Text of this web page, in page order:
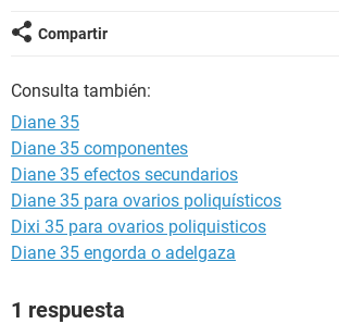
Compartir
Consulta también:
Diane 35
Diane 35 componentes
Diane 35 efectos secundarios
Diane 35 para ovarios poliquísticos
Dixi 35 para ovarios poliquisticos
Diane 35 engorda o adelgaza
1 respuesta